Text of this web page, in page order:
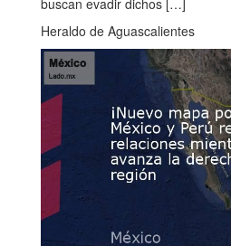
buscan evadir dichos […]
Heraldo de Aguascalientes